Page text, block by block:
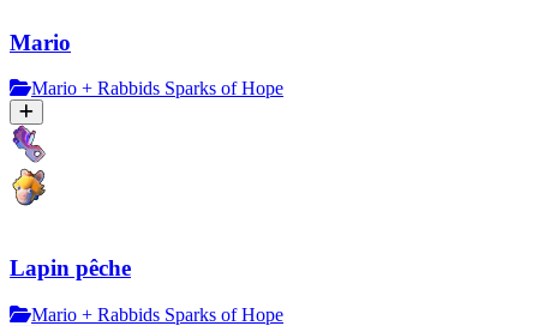
Mario
Mario + Rabbids Sparks of Hope
Lapin pêche
Mario + Rabbids Sparks of Hope